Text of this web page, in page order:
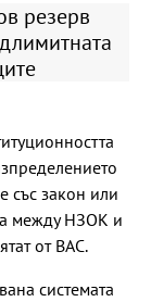
резерв
със закон или
между НЗОК и
от ВАС.
системата